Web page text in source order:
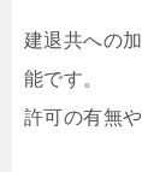
建退共への
能です。
許可の有無